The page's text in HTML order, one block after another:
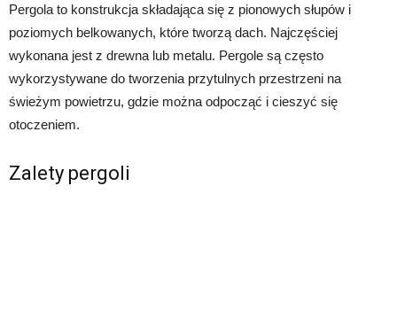
Pergola to konstrukcja składająca się z pionowych słupów i
poziomych belkowanych, które tworzą dach. Najczęściej
wykonana jest z drewna lub metalu. Pergole są często
wykorzystywane do tworzenia przytulnych przestrzeni na
świeżym powietrzu, gdzie można odpocząć i cieszyć się
otoczeniem.
Zalety pergoli